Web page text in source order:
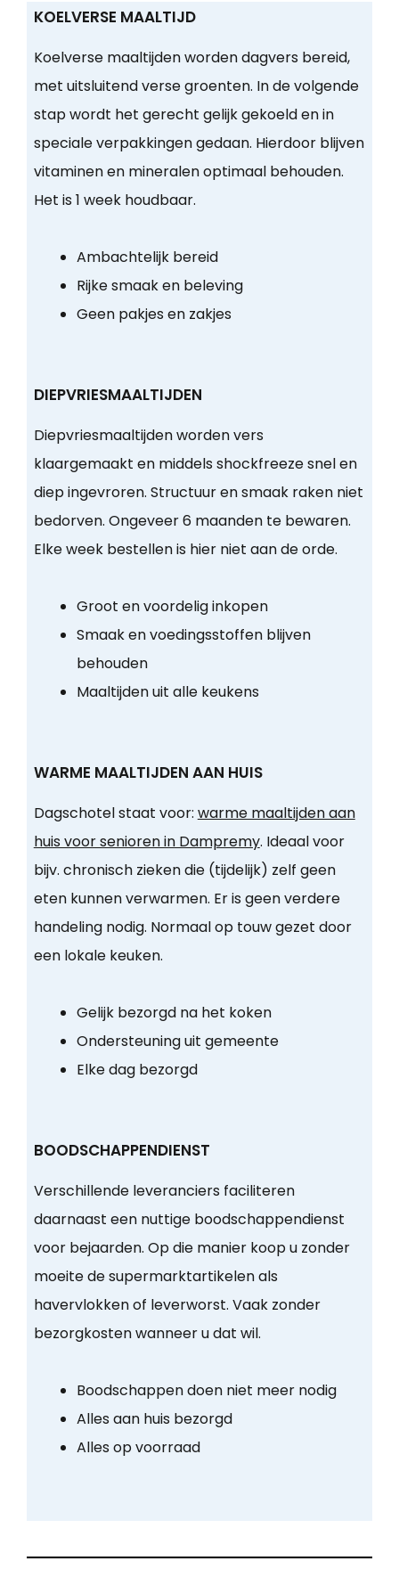
KOELVERSE MAALTIJD
Koelverse maaltijden worden dagvers bereid,
met uitsluitend verse groenten. In de volgende
stap wordt het gerecht gelijk gekoeld en in
speciale verpakkingen gedaan. Hierdoor blijven
vitaminen en mineralen optimaal behouden.
Het is 1 week houdbaar.
Ambachtelijk bereid
Rijke smaak en beleving
Geen pakjes en zakjes
DIEPVRIESMAALTIJDEN
Diepvriesmaaltijden worden vers
klaargemaakt en middels shockfreeze snel en
diep ingevroren. Structuur en smaak raken niet
bedorven. Ongeveer 6 maanden te bewaren.
Elke week bestellen is hier niet aan de orde.
Groot en voordelig inkopen
Smaak en voedingsstoffen blijven
behouden
Maaltijden uit alle keukens
WARME MAALTIJDEN AAN HUIS
Dagschotel staat voor: warme maaltijden aan
huis voor senioren in Dampremy. Ideaal voor
bijv. chronisch zieken die (tijdelijk) zelf geen
eten kunnen verwarmen. Er is geen verdere
handeling nodig. Normaal op touw gezet door
een lokale keuken.
Gelijk bezorgd na het koken
Ondersteuning uit gemeente
Elke dag bezorgd
BOODSCHAPPENDIENST
Verschillende leveranciers faciliteren
daarnaast een nuttige boodschappendienst
voor bejaarden. Op die manier koop u zonder
moeite de supermarktartikelen als
havervlokken of leverworst. Vaak zonder
bezorgkosten wanneer u dat wil.
Boodschappen doen niet meer nodig
Alles aan huis bezorgd
Alles op voorraad